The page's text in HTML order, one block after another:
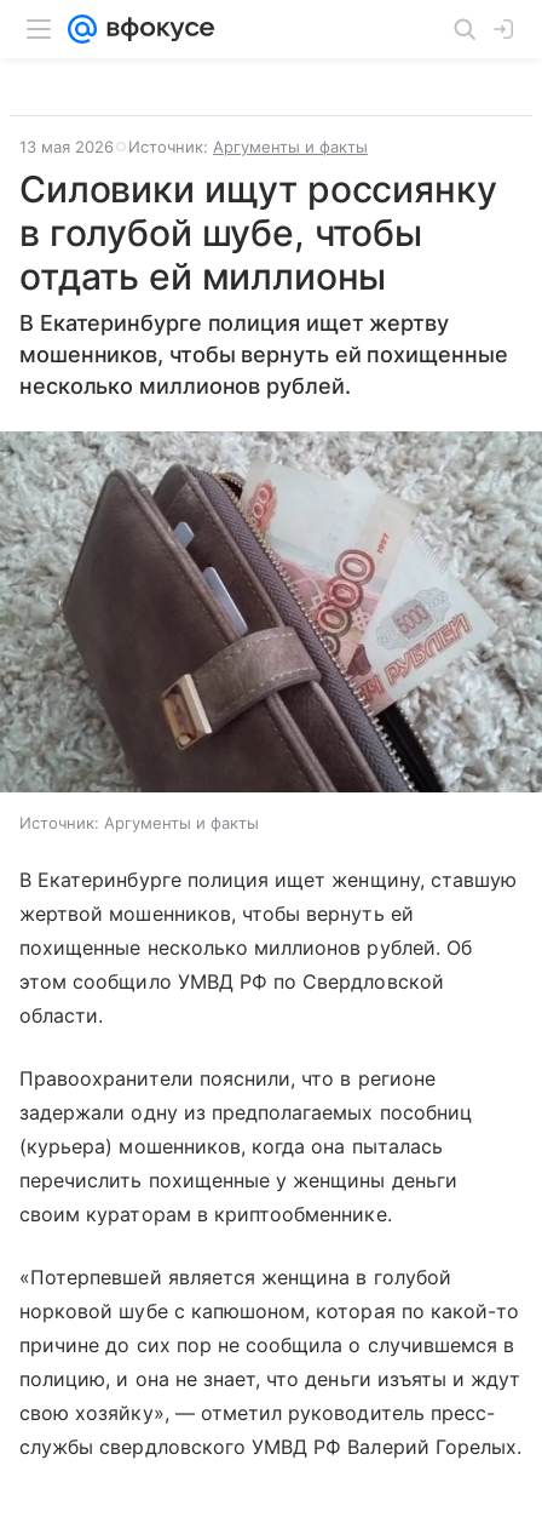
13 мая 2026 Источник: Аргументы и факты
Силовики ищут россиянку
в голубой шубе, чтобы
отдать ей миллионы
В Екатеринбурге полиция ищет жертву
мошенников, чтобы вернуть ей похищенные
несколько миллионов рублей.
Источник: Аргументы и факты
В Екатеринбурге полиция ищет женщину, ставшую
жертвой мошенников, чтобы вернуть ей
похищенные несколько миллионов рублей. Об
этом сообщило УМВД РФ по Свердловской
области.
Правоохранители пояснили, что в регионе
задержали одну из предполагаемых пособниц
(курьера) мошенников, когда она пыталась
перечислить похищенные у женщины деньги
своим кураторам в криптообменнике.
«Потерпевшей является женщина в голубой
норковой шубе с капюшоном, которая по какой-то
причине до сих пор не сообщила о случившемся в
полицию, и она не знает, что деньги изъяты и ждут
свою хозяйку», — отметил руководитель пресс-
службы свердловского УМВД РФ Валерий Горелых.